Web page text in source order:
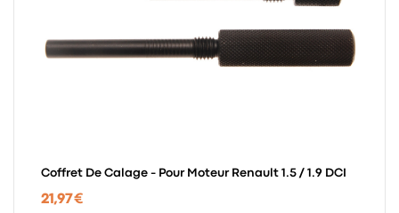
Coffret De Calage - Pour Moteur Renault 1.5 / 1.9 DCI
21,97 €